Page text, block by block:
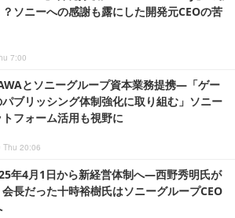
ソニーへの感謝も露にした開発元CEOの苦
7:00
とソニーグループ資本業務提携―「ゲー
ブリッシング体制強化に取り組む」ソニー
フォーム活用も視野に
Thu 20:06
年4月1日から新経営体制へ―西野秀明氏が
長だった十時裕樹氏はソニーグループCEO